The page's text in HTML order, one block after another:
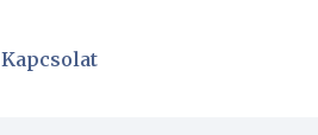
Kapcsolat